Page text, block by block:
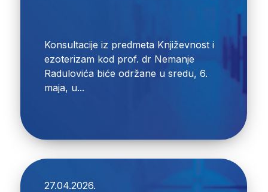
Konsultacije iz predmeta Književnost i
ezoterizam kod prof. dr Nemanje
Radulovića biće održane u sredu, 6.
maja, u...
27.04.2026.